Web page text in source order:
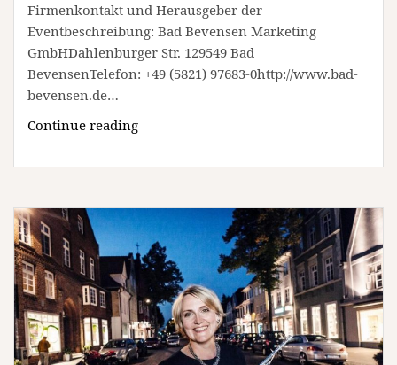
Firmenkontakt und Herausgeber der
Eventbeschreibung: Bad Bevensen Marketing
GmbHDahlenburger Str. 129549 Bad
BevensenTelefon: +49 (5821) 97683-0http://www.bad-
bevensen.de…
Continue readingWassertreten
Kurpark
/
Freizeit
|
Bad
Bevensen)